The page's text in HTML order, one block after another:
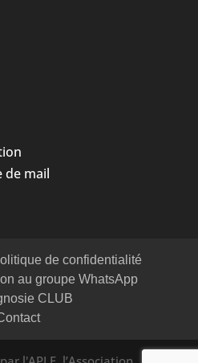
de mail
de confidentialité
au groupe WhatsApp
CLUB